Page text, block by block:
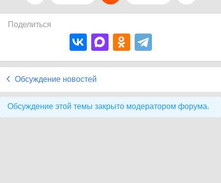
Поделиться
Обсуждение новостей
Обсуждение этой темы закрыто модератором форума.